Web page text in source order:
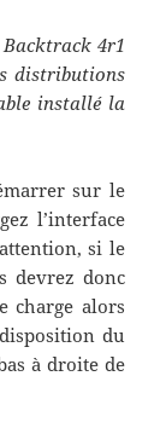
Backtrack 4r1
distributions
installé la
sur le
l’interface
si le
devrez donc
charge alors
du
à droite de